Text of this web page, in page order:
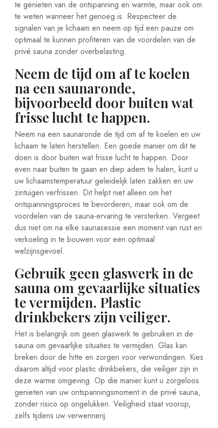
te genieten van de ontspanning en warmte, maar ook om
te weten wanneer het genoeg is. Respecteer de
signalen van je lichaam en neem op tijd een pauze om
optimaal te kunnen profiteren van de voordelen van de
privé sauna zonder overbelasting.
Neem de tijd om af te koelen
na een saunaronde,
bijvoorbeeld door buiten wat
frisse lucht te happen.
Neem na een saunaronde de tijd om af te koelen en uw
lichaam te laten herstellen. Een goede manier om dit te
doen is door buiten wat frisse lucht te happen. Door
even naar buiten te gaan en diep adem te halen, kunt u
uw lichaamstemperatuur geleidelijk laten zakken en uw
zintuigen verfrissen. Dit helpt niet alleen om het
ontspanningsproces te bevorderen, maar ook om de
voordelen van de sauna-ervaring te versterken. Vergeet
dus niet om na elke saunasessie een moment van rust en
verkoeling in te bouwen voor een optimaal
welzijnsgevoel.
Gebruik geen glaswerk in de
sauna om gevaarlijke situaties
te vermijden. Plastic
drinkbekers zijn veiliger.
Het is belangrijk om geen glaswerk te gebruiken in de
sauna om gevaarlijke situaties te vermijden. Glas kan
breken door de hitte en zorgen voor verwondingen. Kies
daarom altijd voor plastic drinkbekers, die veiliger zijn in
deze warme omgeving. Op die manier kunt u zorgeloos
genieten van uw ontspanningsmoment in de privé sauna,
zonder risico op ongelukken. Veiligheid staat voorop,
zelfs tijdens uw verwennerij.